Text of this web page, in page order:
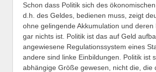
Schon dass Politik sich des
d.h. des Geldes, bedienen muss, zeigt
ohne gelingende Akkumulation und deren
gar nichts ist. Politik ist das auf Geld
angewiesene Regulationssystem eines
andere sind linke Einbildungen. Politik ist
abhängige Größe gewesen, nicht die, die